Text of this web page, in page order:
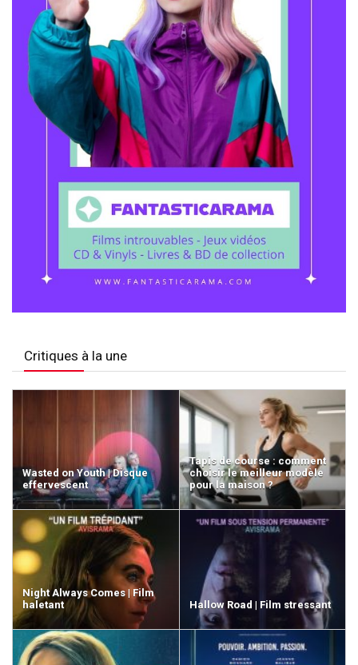
Critiques à la une
Wasted on Youth | Disque
effervescent
Tapis de course : comment
choisir le meilleur modèle
pour la maison ?
Night Always Comes | Film
haletant
Hallow Road | Film stressant